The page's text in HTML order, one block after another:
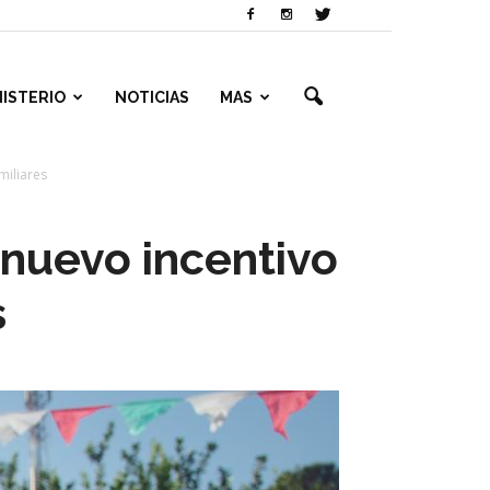
NOTICIAS MAS
incentivo